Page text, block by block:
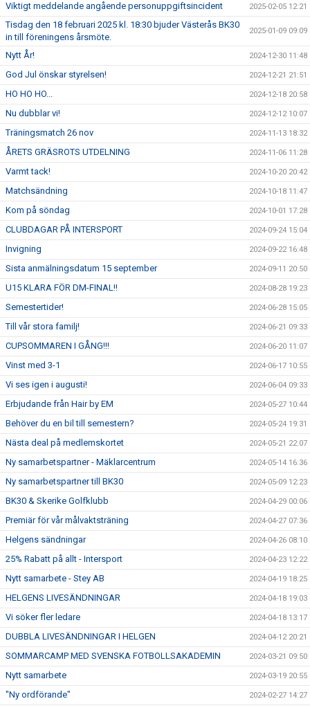
Viktigt meddelande angående personuppgiftsincident 2025-02-05 12:21
Tisdag den 18 februari 2025 kl. 18:30 bjuder Västerås BK30
in till föreningens årsmöte.
2025-01-09 09:09
Nytt År! 2024-12-30 11:48
God Jul önskar styrelsen! 2024-12-21 21:51
HO HO HO... 2024-12-18 20:58
Nu dubblar vi! 2024-12-12 10:07
Träningsmatch 26 nov 2024-11-13 18:32
ÅRETS GRÄSROTS UTDELNING 2024-11-06 11:28
Varmt tack! 2024-10-20 20:42
Matchsändning 2024-10-18 11:47
Kom på söndag 2024-10-01 17:28
CLUBDAGAR PÅ INTERSPORT 2024-09-24 15:04
Invigning 2024-09-22 16:48
Sista anmälningsdatum 15 september 2024-09-11 20:50
U15 KLARA FÖR DM-FINAL!! 2024-08-28 19:23
Semestertider! 2024-06-28 15:05
Till vår stora familj! 2024-06-21 09:33
CUPSOMMAREN I GÅNG!!! 2024-06-20 11:07
Vinst med 3-1 2024-06-17 10:55
Vi ses igen i augusti! 2024-06-04 09:33
Erbjudande från Hair by EM 2024-05-27 10:44
Behöver du en bil till semestern? 2024-05-24 19:31
Nästa deal på medlemskortet 2024-05-21 22:07
Ny samarbetspartner - Mäklarcentrum 2024-05-14 16:36
Ny samarbetspartner till BK30 2024-05-09 12:23
BK30 & Skerike Golfklubb 2024-04-29 00:06
Premiär för vår målvaktsträning 2024-04-27 07:36
Helgens sändningar 2024-04-26 08:10
25% Rabatt på allt - Intersport 2024-04-23 12:22
Nytt samarbete - Stey AB 2024-04-19 18:25
HELGENS LIVESÄNDNINGAR 2024-04-18 19:03
Vi söker fler ledare 2024-04-18 13:17
DUBBLA LIVESÄNDNINGAR I HELGEN 2024-04-12 20:21
SOMMARCAMP MED SVENSKA FOTBOLLSAKADEMIN 2024-03-21 09:50
Nytt samarbete 2024-03-19 20:55
"Ny ordförande" 2024-02-27 14:27